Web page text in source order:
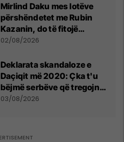
Mirlind Daku mes lotëve
përshëndetet me Rubin
Kazanin, do të fitojë
miliona te Spartak Moska
02/08/2026
​Deklarata skandaloze e
Daçiqit më 2020: Çka t'u
bëjmë serbëve që tregojnë
ku janë varrosur shqiptarët
03/08/2026